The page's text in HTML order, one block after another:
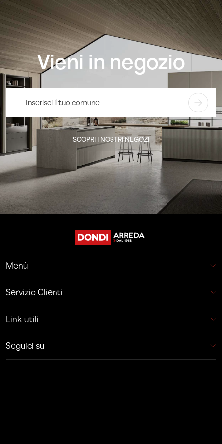
Vieni in negozio
SCOPRI I NOSTRI NEGOZI
Menù
Servizio Clienti
Link utili
Seguici su